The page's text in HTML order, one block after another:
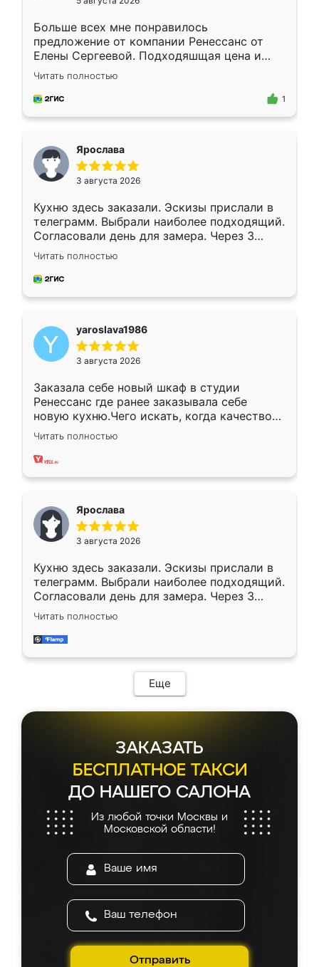
Больше всех мне понравилось
предложение от компании Ренессанс от
Елены Сергеевой. Подходяшщая цена и
короткие сроки изготовления. Приехавший
для замера сотрудник Владислав
предложил по моему эскизу самый
Читать полностью
1
Ярослава
3 августа 2026
Кухню здесь заказали. Эскизы прислали в
телеграмм. Выбрали наиболее подходящий.
Согласовали день для замера. Через 3
недели кухня была уже готова. Остались
довольны работой. Спасибо Ренессанс
мебель за качественную работу!
Читать полностью
yaroslava1986
3 августа 2026
Заказала себе новый шкаф в студии
Ренессанс где ранее заказывала себе
новую кухню.Чего искать, когда качеством
вполне довольна. Служит кухня уже почти
два года, нареканий нет.
Читать полностью
Ярослава
3 августа 2026
Кухню здесь заказали. Эскизы прислали в
телеграмм. Выбрали наиболее подходящий.
Согласовали день для замера. Через 3
недели кухня была уже готова. Остались
довольны работой. Спасибо Ренессанс
мебель за качественную работу!
Читать полностью
Еще
ЗАКАЗАТЬ
БЕСПЛАТНОЕ ТАКСИ
ДО НАШЕГО САЛОНА
Из любой точки Москвы и
Московской области!
Отправить